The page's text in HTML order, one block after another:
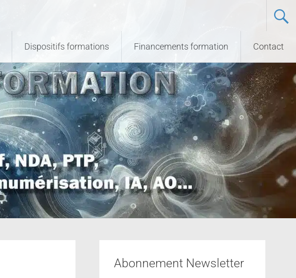
Dispositifs formations Financements formation Contact
Abonnement Newsletter